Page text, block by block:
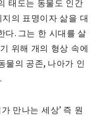
태도는 동물도 인간
의 표명이자 삶을 대
다. 그는 한 시대를 살
위해 개의 형상 속에
물의 공존, 나아가 인
.
가 만나는 세상’ 즉 원